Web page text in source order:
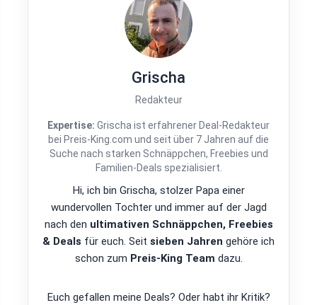
Grischa
Redakteur
Expertise: Grischa ist erfahrener Deal-Redakteur
bei Preis-King.com und seit über 7 Jahren auf die
Suche nach starken Schnäppchen, Freebies und
Familien-Deals spezialisiert.
Hi, ich bin Grischa, stolzer Papa einer
wundervollen Tochter und immer auf der Jagd
nach den ultimativen Schnäppchen, Freebies
& Deals für euch. Seit sieben Jahren gehöre ich
schon zum Preis-King Team dazu.
Euch gefallen meine Deals? Oder habt ihr Kritik?